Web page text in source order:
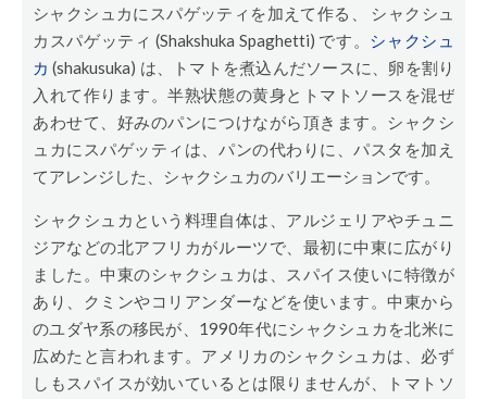
シャクシュカにスパゲッティを加えて作る、 シャクシュ
カスパゲッティ (Shakshuka Spaghetti) です。 シャクシュ
カ (shakusuka) は、トマトを煮込んだソースに、卵を割り
入れて作ります。半熟状態の黄身とトマトソースを混ぜ
あわせて、好みのパンにつけながら頂きます。シャクシ
ュカにスパゲッティは、パンの代わりに、パスタを加え
てアレンジした、シャクシュカのバリエーションです。
シャクシュカという料理自体は、アルジェリアやチュニ
ジアなどの北アフリカがルーツで、最初に中東に広がり
ました。中東のシャクシュカは、スパイス使いに特徴が
あり、クミンやコリアンダーなどを使います。中東から
のユダヤ系の移民が、1990年代にシャクシュカを北米に
広めたと言われます。アメリカのシャクシュカは、必ず
しもスパイスが効いているとは限りませんが、トマトソ